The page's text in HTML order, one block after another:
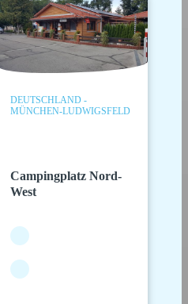
DEUTSCHLAND -
MÜNCHEN-LUDWIGSFELD
Campingplatz Nord-
West